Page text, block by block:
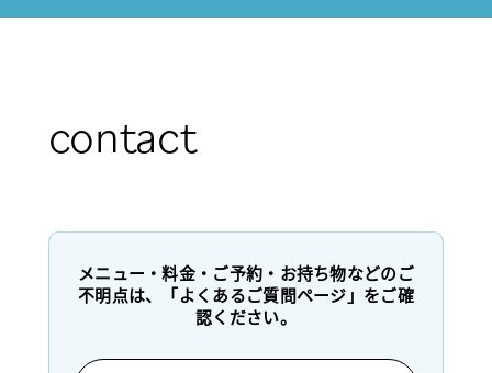
contact
メニュー・料金・ご予約・お持ち物などのご
不明点は、「よくあるご質問ページ」をご確
認ください。